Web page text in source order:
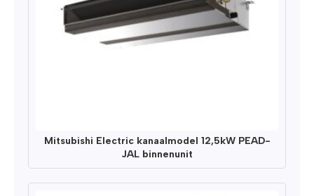
Mitsubishi Electric kanaalmodel 12,5kW PEAD-
JAL binnenunit